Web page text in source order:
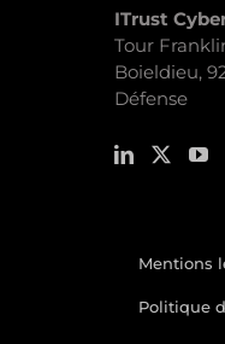
ITrust
Tour
Boieldieu,
Défense
Mentions
Politique